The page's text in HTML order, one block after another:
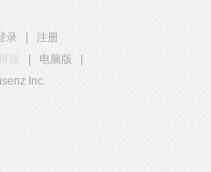
录
注册
版 电脑版
Inc.